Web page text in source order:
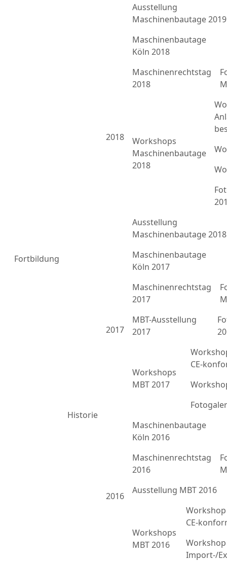
Fortbildung
Historie
Ausstellung
Maschinenbautage 2019
2018
Maschinenbautage
Köln 2018
Maschinenrechtstag
2018
Workshops
Maschinenbautage
2018
Ausstellung
Maschinenbautage 2018
2017
Maschinenbautage
Köln 2017
Maschinenrechtstag
2017
MBT-Ausstellung
2017
Workshops
MBT 2017
CE-
2016
Maschinenbautage
Köln 2016
Maschinenrechtstag
2016
Ausstellung MBT 2016
Workshops
MBT 2016
CE-
Import-/